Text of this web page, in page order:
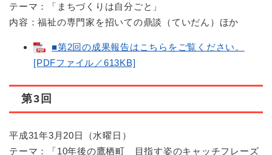
テーマ：「まちづくりは自分ごと」
内容：福祉の専門家を招いての鼎談（ていだん）ほか
■第2回の成果報告はこちらをご覧ください。
[PDFファイル／613KB]
第3回
平成31年3月20日（水曜日）
テーマ：「10年後の鷹栖町 目指す姿のキャッチフレーズ